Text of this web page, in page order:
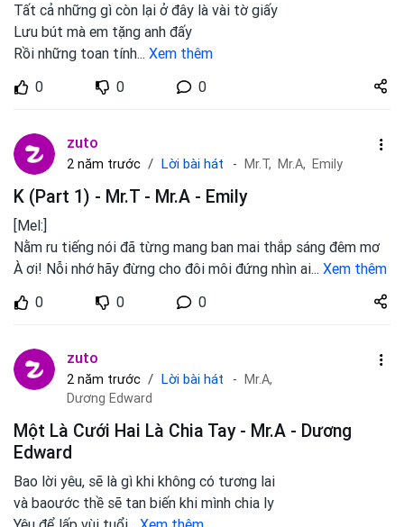
Tất cả những gì còn lại ở đây là vài tờ giấy
Lưu bút mà em tặng anh đấy
Rồi những toan tính... Xem thêm
0
0 0
Share
zuto.vn
zuto
2 năm trước Lời bài hát Mr.T, Mr.A, Emily
K (Part 1) - Mr.T - Mr.A - Emily
[Mel:]
Nằm ru tiếng nói đã từng mang ban mai thắp sáng đêm mơ
À ơi! Nỗi nhớ hãy đừng cho đôi môi đứng nhìn ai... Xem thêm
0
0 0
Share
zuto.vn
zuto
2 năm trước Lời bài hát
Mr.A,
Dương Edward
Một Là Cưới Hai Là Chia Tay - Mr.A - Dương
Edward
Bao lời yêu, sẽ là gì khi không có tương lai
và baoước thề sẽ tan biến khi mình chia ly